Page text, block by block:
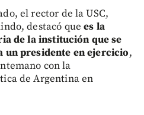
el rector de la USC,
destacó que es la
de la institución que se
un presidente en ejercicio,
con la
de Argentina en